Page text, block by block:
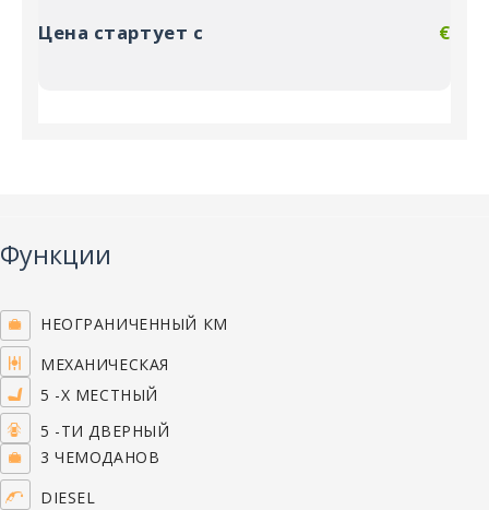
Цена стартует с €
Функции
НЕОГРАНИЧЕННЫЙ КМ
МЕХАНИЧЕСКАЯ
5 -Х МЕСТНЫЙ
5 -ТИ ДВЕРНЫЙ
3 ЧЕМОДАНОВ
DIESEL